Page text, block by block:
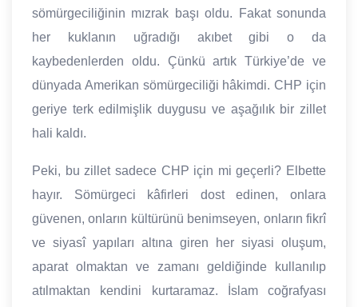
sömürgeciliğinin mızrak başı oldu. Fakat sonunda
her kuklanın uğradığı akıbet gibi o da
kaybedenlerden oldu. Çünkü artık Türkiye’de ve
dünyada Amerikan sömürgeciliği hâkimdi. CHP için
geriye terk edilmişlik duygusu ve aşağılık bir zillet
hali kaldı.
Peki, bu zillet sadece CHP için mi geçerli? Elbette
hayır. Sömürgeci kâfirleri dost edinen, onlara
güvenen, onların kültürünü benimseyen, onların fikrî
ve siyasî yapıları altına giren her siyasi oluşum,
aparat olmaktan ve zamanı geldiğinde kullanılıp
atılmaktan kendini kurtaramaz. İslam coğrafyası